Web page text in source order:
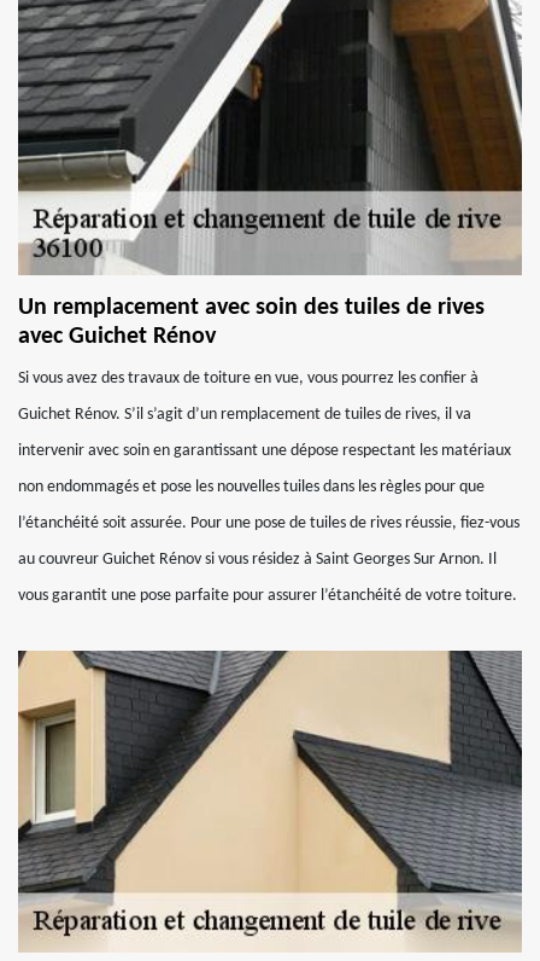
Un remplacement avec soin des tuiles de rives
avec Guichet Rénov
Si vous avez des travaux de toiture en vue, vous pourrez les confier à
Guichet Rénov. S’il s’agit d’un remplacement de tuiles de rives, il va
intervenir avec soin en garantissant une dépose respectant les matériaux
non endommagés et pose les nouvelles tuiles dans les règles pour que
l’étanchéité soit assurée. Pour une pose de tuiles de rives réussie, fiez-vous
au couvreur Guichet Rénov si vous résidez à Saint Georges Sur Arnon. Il
vous garantit une pose parfaite pour assurer l’étanchéité de votre toiture.